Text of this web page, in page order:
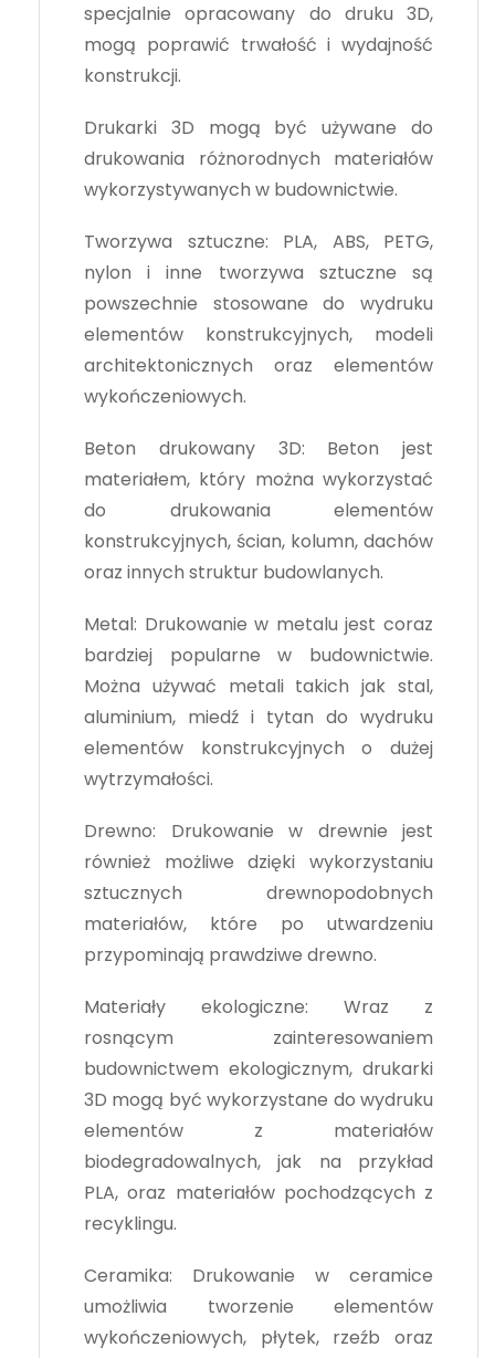
specjalnie opracowany do druku 3D,
mogą poprawić trwałość i wydajność
konstrukcji.
Drukarki 3D mogą być używane do
drukowania różnorodnych materiałów
wykorzystywanych w budownictwie.
Tworzywa sztuczne: PLA, ABS, PETG,
nylon i inne tworzywa sztuczne są
powszechnie stosowane do wydruku
elementów konstrukcyjnych, modeli
architektonicznych oraz elementów
wykończeniowych.
Beton drukowany 3D: Beton jest
materiałem, który można wykorzystać
do drukowania elementów
konstrukcyjnych, ścian, kolumn, dachów
oraz innych struktur budowlanych.
Metal: Drukowanie w metalu jest coraz
bardziej popularne w budownictwie.
Można używać metali takich jak stal,
aluminium, miedź i tytan do wydruku
elementów konstrukcyjnych o dużej
wytrzymałości.
Drewno: Drukowanie w drewnie jest
również możliwe dzięki wykorzystaniu
sztucznych drewnopodobnych
materiałów, które po utwardzeniu
przypominają prawdziwe drewno.
Materiały ekologiczne: Wraz z
rosnącym zainteresowaniem
budownictwem ekologicznym, drukarki
3D mogą być wykorzystane do wydruku
elementów z materiałów
biodegradowalnych, jak na przykład
PLA, oraz materiałów pochodzących z
recyklingu.
Ceramika: Drukowanie w ceramice
umożliwia tworzenie elementów
wykończeniowych, płytek, rzeźb oraz